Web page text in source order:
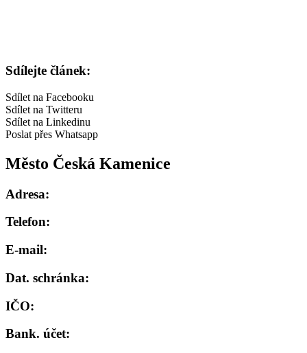
Sdílejte článek:
Sdílet na Facebooku
Sdílet na Twitteru
Sdílet na Linkedinu
Poslat přes Whatsapp
Město Česká Kamenice
Adresa:
Telefon:
E-mail:
Dat. schránka:
IČO:
Bank. účet: